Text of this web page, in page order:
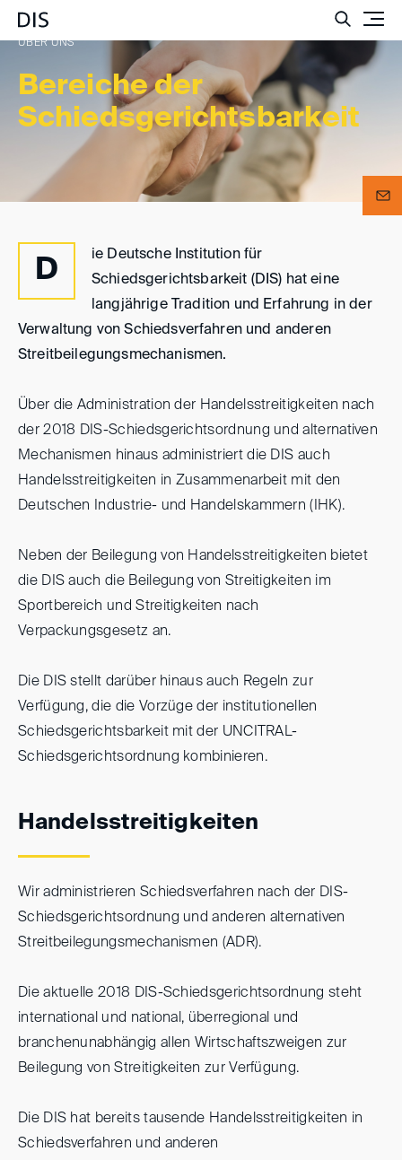
Bereiche der
Schiedsgerichtsbarkeit
ÜBER UNS
D
ie Deutsche Institution für
Schiedsgerichtsbarkeit (DIS) hat eine
langjährige Tradition und Erfahrung in der
Verwaltung von Schiedsverfahren und anderen
Streitbeilegungsmechanismen.
Über die Administration der Handelsstreitigkeiten nach
der 2018 DIS-Schiedsgerichtsordnung und alternativen
Mechanismen hinaus administriert die DIS auch
Handelsstreitigkeiten in Zusammenarbeit mit den
Deutschen Industrie- und Handelskammern (IHK).
Neben der Beilegung von Handelsstreitigkeiten bietet
die DIS auch die Beilegung von Streitigkeiten im
Sportbereich und Streitigkeiten nach
Verpackungsgesetz an.
Die DIS stellt darüber hinaus auch Regeln zur
Verfügung, die die Vorzüge der institutionellen
Schiedsgerichtsbarkeit mit der UNCITRAL-
Schiedsgerichtsordnung kombinieren.
Handelsstreitigkeiten
Wir administrieren Schiedsverfahren nach der DIS-
Schiedsgerichtsordnung und anderen alternativen
Streitbeilegungsmechanismen (ADR).
Die aktuelle 2018 DIS-Schiedsgerichtsordnung steht
international und national, überregional und
branchenunabhängig allen Wirtschaftszweigen zur
Beilegung von Streitigkeiten zur Verfügung.
Die DIS hat bereits tausende Handelsstreitigkeiten in
Schiedsverfahren und anderen